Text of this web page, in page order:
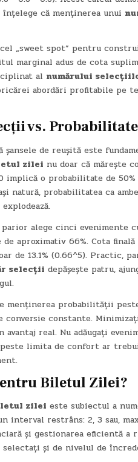
că menținerea unui
„sweet spot” pentru
marginal adus de cota
al numărului
abordări profitabile pe
vs.
șansele de reușită este
zilei nu doar că mărește
implică o probabilitate de
natură, probabilitatea ca
explodează.
alege cinci evenimente
aproximativ 66%. Cota
de 13.1% (0.66^5). Practic,
selecții depășește patru,
menținerea probabilității
conversie constante.
real. Nu adăugați
peste limita de confort ar
Biletul Zilei?
zilei este subiectul a
restrâns: 2, 3 sau,
și gestionarea eficientă a
și de nivelul de